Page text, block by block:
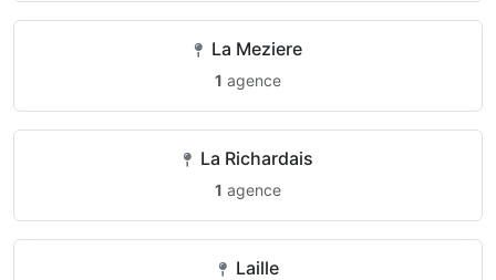
La Meziere
1 agence
La Richardais
1 agence
Laille